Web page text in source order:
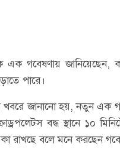
এক গবেষণায়
পারে।
জানানো হয়, নতুন এক
বদ্ধ স্থানে ১০
রাখছে বলে মনে করছেন